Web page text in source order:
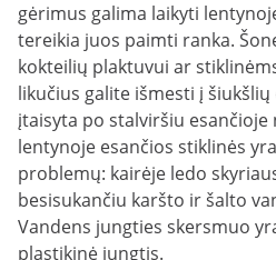
gėrimus galima laikyti
tereikia juos paimti ranka.
kokteilių plaktuvui ar
likučius galite išmesti į
įtaisyta po stalviršiu esančioje
lentynoje esančios stiklinės
problemų: kairėje ledo
besisukančiu karšto ir šalto
Vandens jungties skersmuo
plastikinė jungtis.